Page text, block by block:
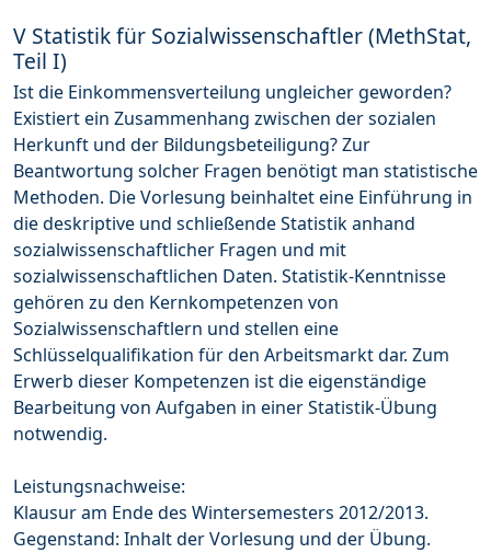
V Statistik für Sozialwissenschaftler (MethStat,
Teil I)
Ist die Einkommensverteilung ungleicher geworden?
Existiert ein Zusammenhang zwischen der sozialen
Herkunft und der Bildungsbeteiligung? Zur
Beantwortung solcher Fragen benötigt man statistische
Methoden. Die Vorlesung beinhaltet eine Einführung in
die deskriptive und schließende Statistik anhand
sozialwissenschaftlicher Fragen und mit
sozialwissenschaftlichen Daten. Statistik-Kenntnisse
gehören zu den Kernkompetenzen von
Sozialwissenschaftlern und stellen eine
Schlüsselqualifikation für den Arbeitsmarkt dar. Zum
Erwerb dieser Kompetenzen ist die eigenständige
Bearbeitung von Aufgaben in einer Statistik-Übung
notwendig.
Leistungsnachweise:
Klausur am Ende des Wintersemesters 2012/2013.
Gegenstand: Inhalt der Vorlesung und der Übung.